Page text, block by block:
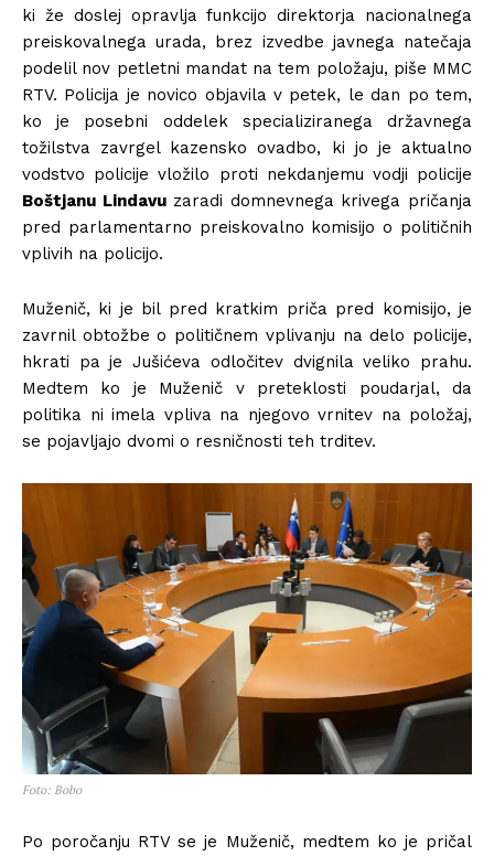
ki že doslej opravlja funkcijo direktorja nacionalnega
preiskovalnega urada, brez izvedbe javnega natečaja
podelil nov petletni mandat na tem položaju, piše MMC
RTV. Policija je novico objavila v petek, le dan po tem,
ko je posebni oddelek specializiranega državnega
tožilstva zavrgel kazensko ovadbo, ki jo je aktualno
vodstvo policije vložilo proti nekdanjemu vodji policije
Boštjanu Lindavuzaradi domnevnega krivega pričanja
pred parlamentarno preiskovalno komisijo o političnih
vplivih na policijo.
Muženič, ki je bil pred kratkim priča pred komisijo, je
zavrnil obtožbe o političnem vplivanju na delo policije,
hkrati pa je Jušićeva odločitev dvignila veliko prahu.
Medtem ko je Muženič v preteklosti poudarjal, da
politika ni imela vpliva na njegovo vrnitev na položaj,
se pojavljajo dvomi o resničnosti teh trditev.
Foto: Bobo
Po poročanju RTV se je Muženič, medtem ko je pričal